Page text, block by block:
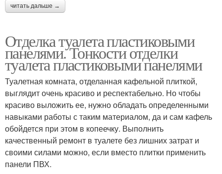
читать дальше →
Отделка туалета пластиковыми
панелями. Тонкости отделки
туалета пластиковыми панелями
Туалетная комната, отделанная кафельной плиткой,
выглядит очень красиво и респектабельно. Но чтобы
красиво выложить ее, нужно обладать определенными
навыками работы с таким материалом, да и сам кафель
обойдется при этом в копеечку. Выполнить
качественный ремонт в туалете без лишних затрат и
своими силами можно, если вместо плитки применить
панели ПВХ.